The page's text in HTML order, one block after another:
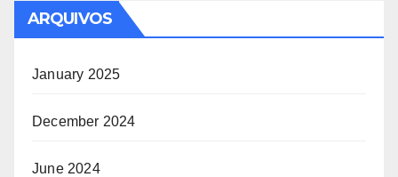
ARQUIVOS
January 2025
December 2024
June 2024